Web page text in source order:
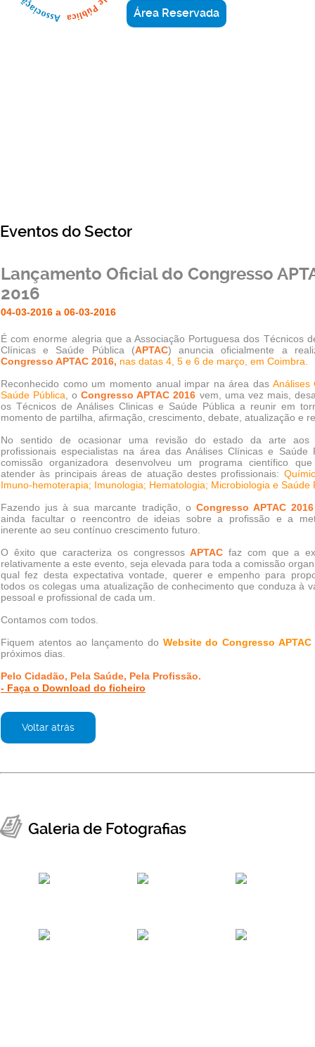
Área Reservada
Eventos do Sector
Lançamento Oficial do Congresso
2016
04-03-2016 a 06-03-2016
É com enorme alegria que a Associação Portuguesa dos Técnicos
Clínicas e Saúde Pública (APTAC) anuncia oficialmente a
Congresso APTAC 2016, nas datas 4, 5 e 6 de março, em Coimbra.
Reconhecido como um momento anual impar na área das Análises
Saúde Pública , oCongresso APTAC 2016 vem, uma vez mais,
os Técnicos de Análises Clinicas e Saúde Pública a reunir em
momento de partilha, afirmação, crescimento, debate, atualização e
No sentido de ocasionar uma revisão do estado da arte aos
profissionais especialistas na área das Análises Clínicas e Saúde
comissão organizadora desenvolveu um programa científico
atender às principais áreas de atuação destes profissionais:
Imuno-hemoterapia; Imunologia; Hematologia; Microbiologia e Saúde
Fazendo jus à sua marcante tradição, o Congresso APTAC 2016
ainda facultar o reencontro de ideias sobre a profissão e a
inerente ao seu contínuo crescimento futuro.
O êxito que caracteriza os congressosAPTAC faz com que a
relativamente a este evento, seja elevada para toda a comissão
qual fez desta expectativa vontade, querer e empenho para
todos os colegas uma atualização de conhecimento que conduza à
pessoal e profissional de cada um.
Contamos com todos.
Fiquem atentos ao lançamento do Website do Congresso APTAC
próximos dias.
Pelo Cidadão, Pela Saúde, Pela Profissão.
- Faça o Download do ficheiro
Voltar atrás
Galeria de Fotografias